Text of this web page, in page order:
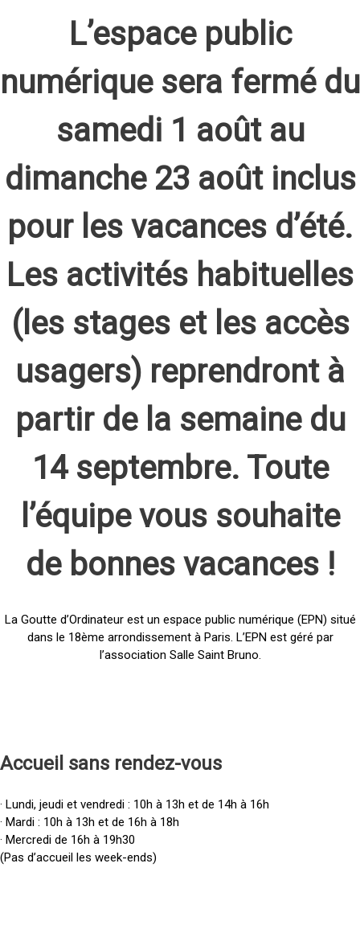
L’espace public
numérique sera fermé du
samedi 1 août au
dimanche 23 août inclus
pour les vacances d’été.
Les activités habituelles
(les stages et les accès
usagers) reprendront à
partir de la semaine du
14 septembre. Toute
l’équipe vous souhaite
de bonnes vacances !
La Goutte d’Ordinateur est un espace public numérique (EPN) situé
dans le 18ème arrondissement à Paris. L’EPN est géré par
l’association Salle Saint Bruno.
Accueil sans rendez-vous
· Lundi, jeudi et vendredi : 10h à 13h et de 14h à 16h
· Mardi : 10h à 13h et de 16h à 18h
· Mercredi de 16h à 19h30
(Pas d’accueil les week-ends)